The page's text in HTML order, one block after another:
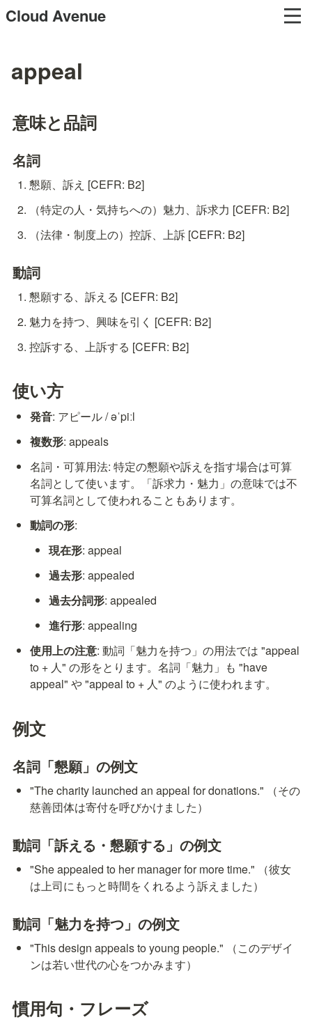
Cloud Avenue
appeal
意味と品詞
名詞
懇願、訴え [CEFR: B2]
（特定の人・気持ちへの）魅力、訴求力 [CEFR: B2]
（法律・制度上の）控訴、上訴 [CEFR: B2]
動詞
懇願する、訴える [CEFR: B2]
魅力を持つ、興味を引く [CEFR: B2]
控訴する、上訴する [CEFR: B2]
使い方
発音: アピール / əˈpiːl
複数形: appeals
名詞・可算用法: 特定の懇願や訴えを指す場合は可算
名詞として使います。「訴求力・魅力」の意味では不
可算名詞として使われることもあります。
動詞の形:
現在形: appeal
過去形: appealed
過去分詞形: appealed
進行形: appealing
使用上の注意: 動詞「魅力を持つ」の用法では "appeal
to + 人" の形をとります。名詞「魅力」も "have
appeal" や "appeal to + 人" のように使われます。
例文
名詞「懇願」の例文
"The charity launched an appeal for donations." （その
慈善団体は寄付を呼びかけました）
動詞「訴える・懇願する」の例文
"She appealed to her manager for more time." （彼女
は上司にもっと時間をくれるよう訴えました）
動詞「魅力を持つ」の例文
"This design appeals to young people." （このデザイ
ンは若い世代の心をつかみます）
慣用句・フレーズ